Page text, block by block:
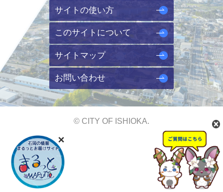
サイトの使い方
このサイトについて
サイトマップ
お問い合わせ
© CITY OF ISHIOKA.